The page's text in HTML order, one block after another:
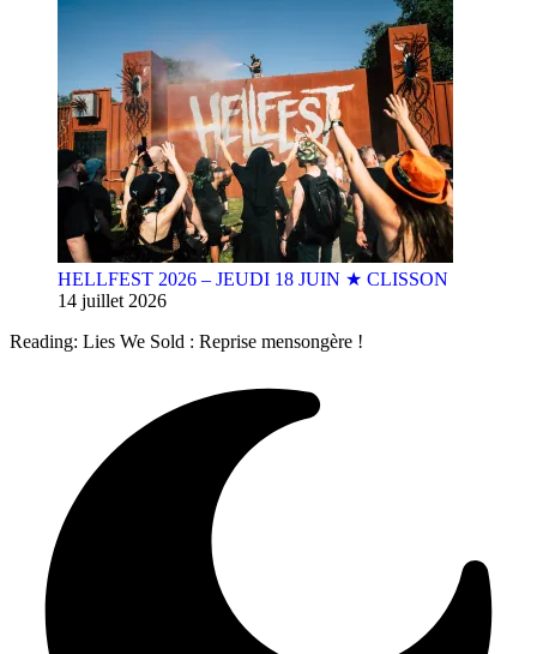
HELLFEST 2026 – JEUDI 18 JUIN ★ CLISSON
14 juillet 2026
Reading: Lies We Sold : Reprise mensongère !